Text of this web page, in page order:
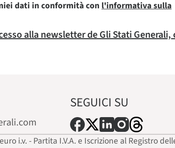
dati in conformità conl'informativa sulla
alla newsletter de Gli Stati
SEGUICI SU
i.v. - Partita I.V.A. e Iscrizione al Registro